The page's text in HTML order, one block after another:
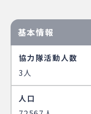
基本情報
協力隊活動人数
3人
人口